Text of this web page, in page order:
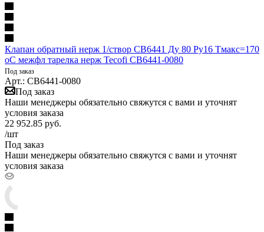
Клапан обратный нерж 1/створ CB6441 Ду 80 Ру16 Тмакс=170
оС межфл тарелка нерж Tecofi CB6441-0080
Под заказ
Арт.: CB6441-0080
Под заказ
Наши менеджеры обязательно свяжутся с вами и уточнят
условия заказа
22 952.85 руб.
/шт
Под заказ
Наши менеджеры обязательно свяжутся с вами и уточнят
условия заказа